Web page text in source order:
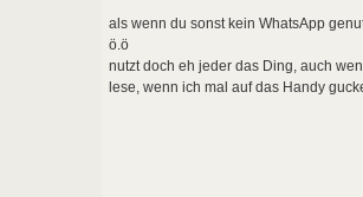
als wenn du sonst kein WhatsApp
ö.ö
nutzt doch eh jeder das Ding, auch
lese, wenn ich mal auf das Handy